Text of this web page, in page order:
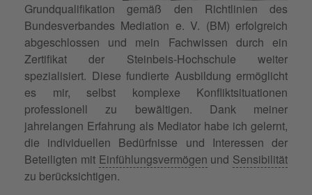
Grundqualifikation gemäß den Richtlinien des
Bundesverbandes Mediation e. V. (BM) erfolgreich
abgeschlossen und mein Fachwissen durch ein
Zertifikat der Steinbeis-Hochschule weiter
spezialisiert. Diese fundierte Ausbildung ermöglicht
es mir, selbst komplexe Konfliktsituationen
professionell zu bewältigen. Dank meiner
jahrelangen Erfahrung als Mediator habe ich gelernt,
die individuellen Bedürfnisse und Interessen der
Beteiligten mit Einfühlungsvermögen und Sensibilität
zu berücksichtigen.